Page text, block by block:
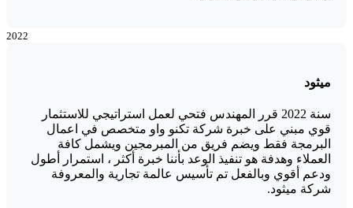
2022
ميثود
سنة 2022 قرر المهندس فتحي لعمل استراتيجي للاستثمار
قوي مبني على خبرة شركة تكنو واو متخصص في اعمال
البرمجة فقط ويضم فريق من المبرمجين ويشمل كافة
العملاء وهدفة هو تنفيذ الوعد بأننا خبرة أكثر ، استمرار أطول
ودعم أقوي وبالفعل تم تأسيس عالمة تجارية والمعروفة
شركة ميثود.